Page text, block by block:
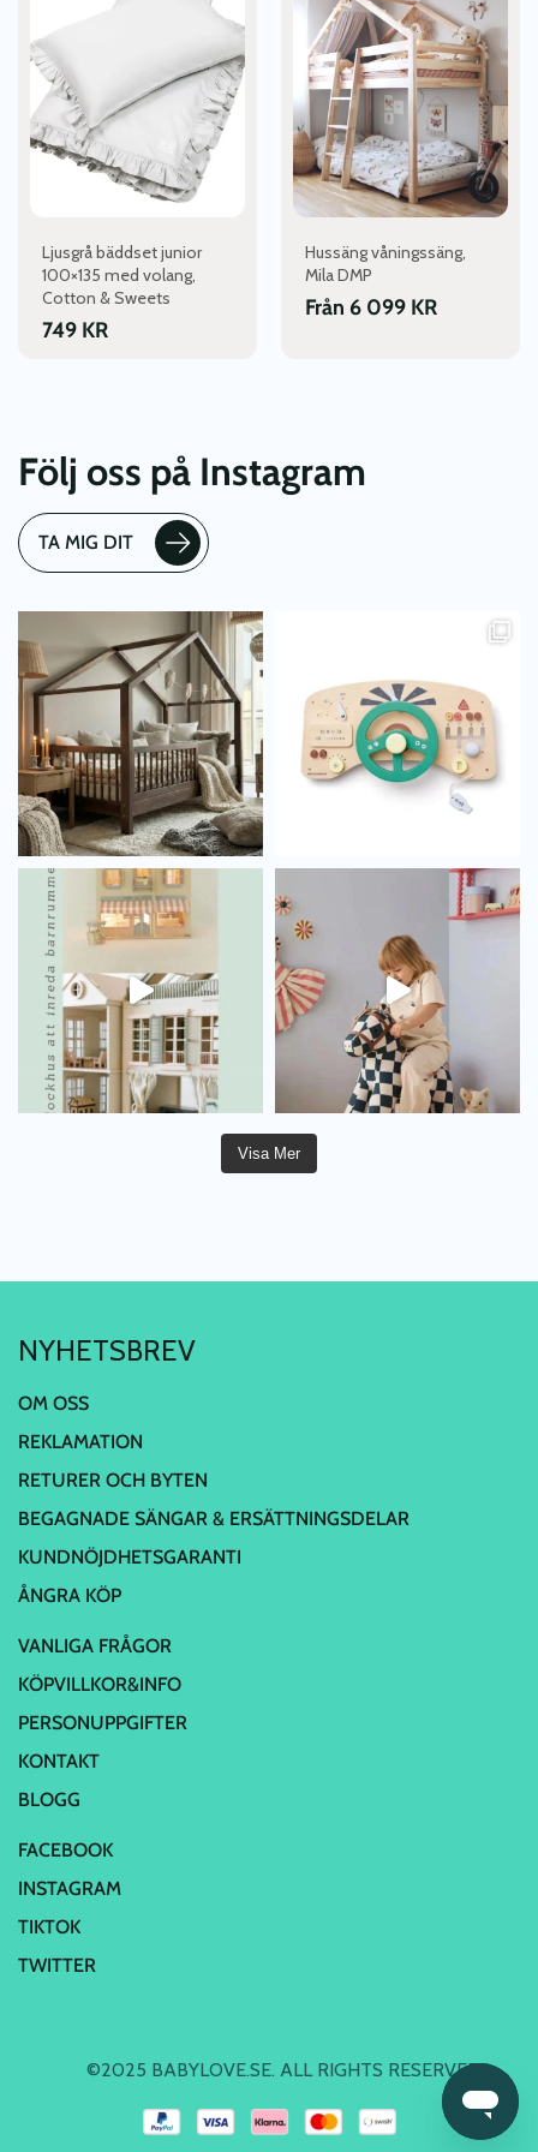
Ljusgrå bäddset junior
100×135 med volang,
Cotton & Sweets
749 KR
Hussäng våningssäng,
Mila DMP
Från 6 099 KR
produkten
flera
varianter.
De
olika
alternativen
kan
produktsidan
Följ oss på Instagram
TA MIG DIT
Visa Mer
NYHETSBREV
OM OSS
REKLAMATION
RETURER OCH BYTEN
BEGAGNADE SÄNGAR & ERSÄTTNINGSDELAR
KUNDNÖJDHETSGARANTI
ÅNGRA KÖP
VANLIGA FRÅGOR
KÖPVILLKOR&INFO
PERSONUPPGIFTER
KONTAKT
BLOGG
FACEBOOK
INSTAGRAM
TIKTOK
TWITTER
©2025 BABYLOVE.SE. ALL RIGHTS RESERVED